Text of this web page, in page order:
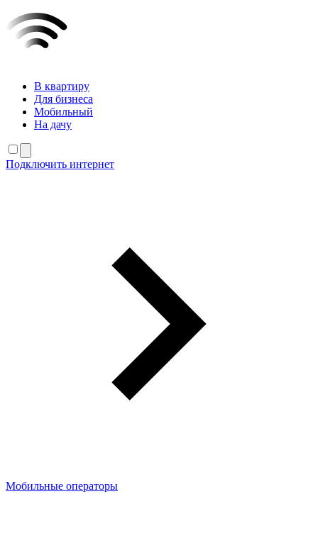
В квартиру
Для бизнеса
Мобильный
На дачу
Подключить интернет
Мобильные операторы